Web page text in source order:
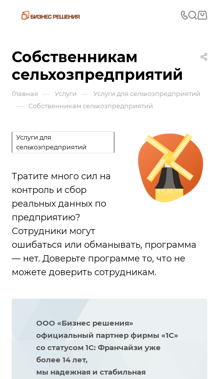
Собственникам
сельхозпредприятий
Главная — Услуги — Услуги для сельхозпредприятий
— Собственникам сельхозпредприятий
Услуги для
сельхозпредприятий
Тратите много сил на
контроль и сбор
реальных данных по
предприятию?
Сотрудники могут
ошибаться или обманывать, программа
— нет. Доверьте программе то, что не
можете доверить сотрудникам.
ООО «Бизнес решения»
официальный партнер фирмы «1С»
со статусом 1С: Франчайзи уже
более 14 лет,
мы надежная и стабильная